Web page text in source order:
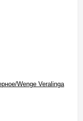
Wenge Veralinga